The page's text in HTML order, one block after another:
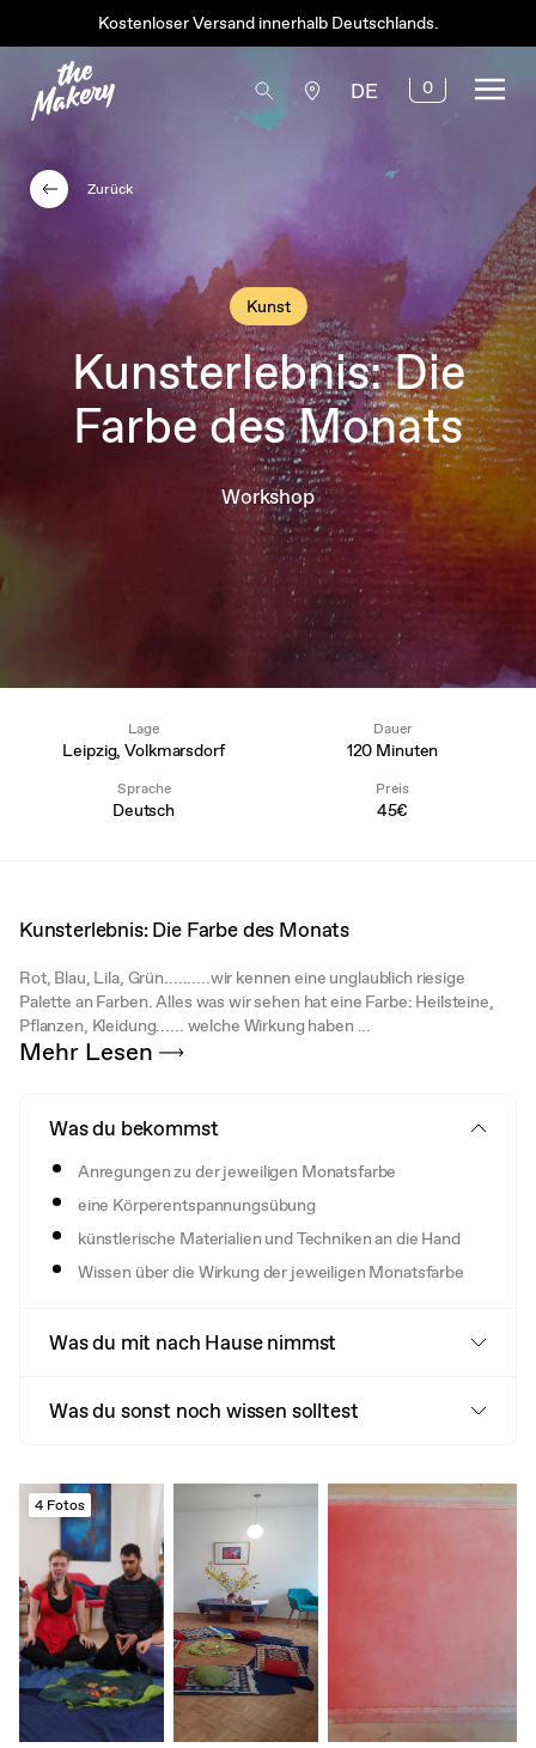
Kostenloser Versand innerhalb Deutschlands.
DE 0
Kunst
Kunsterlebnis: Die
Farbe des Monats
Workshop
Zurück
Lage
Leipzig, Volkmarsdorf
Dauer
120 Minuten
Sprache
Deutsch
Preis
45€
Kunsterlebnis: Die Farbe des Monats
Rot, Blau, Lila, Grün..........wir kennen eine unglaublich riesige
Palette an Farben. Alles was wir sehen hat eine Farbe: Heilsteine,
Pflanzen, Kleidung...... welche Wirkung haben ...
Mehr Lesen
Was du bekommst
Anregungen zu der jeweiligen Monatsfarbe
eine Körperentspannungsübung
künstlerische Materialien und Techniken an die Hand
Wissen über die Wirkung der jeweiligen Monatsfarbe
Was du mit nach Hause nimmst
Was du sonst noch wissen solltest
4 Fotos